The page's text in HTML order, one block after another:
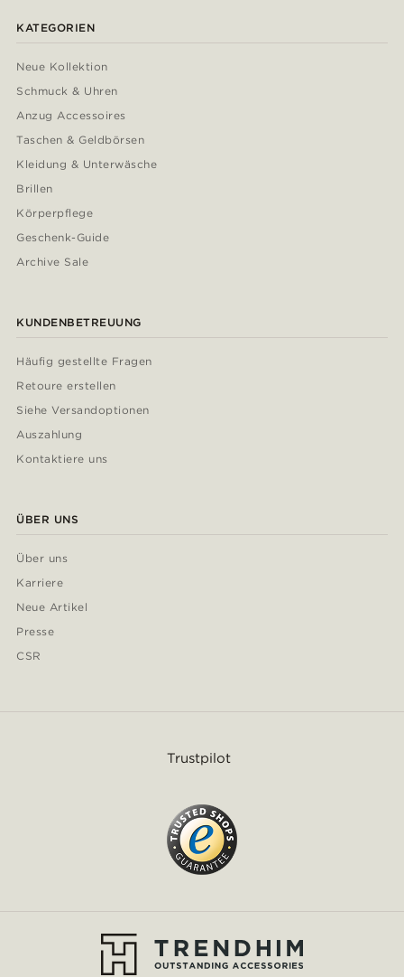
KATEGORIEN
Neue Kollektion
Schmuck & Uhren
Anzug Accessoires
Taschen & Geldbörsen
Kleidung & Unterwäsche
Brillen
Körperpflege
Geschenk-Guide
Archive Sale
KUNDENBETREUUNG
Häufig gestellte Fragen
Retoure erstellen
Siehe Versandoptionen
Auszahlung
Kontaktiere uns
ÜBER UNS
Über uns
Karriere
Neue Artikel
Presse
CSR
Trustpilot